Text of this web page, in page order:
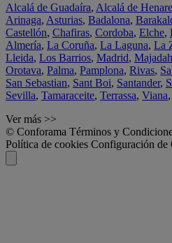
Alcalá de Guadaíra, Alcalá de
Arinaga, Asturias, Badalona,
Castellón, Chafiras, Cordoba, Elche,
Almería, La Coruña, La Laguna, La
Lleida, Los Barrios, Madrid,
Orotava, Palma, Pamplona, Rivas,
San Sebastian, Sant Boi, Santander,
Sevilla, Tamaraceite, Terrassa, Viana,
Ver más >>
© Conforama Términos y
Política de cookies Configuración de